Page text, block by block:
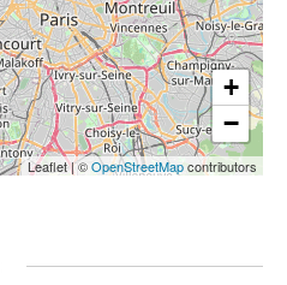
+
−
Leaflet|©OpenStreetMapcontributors